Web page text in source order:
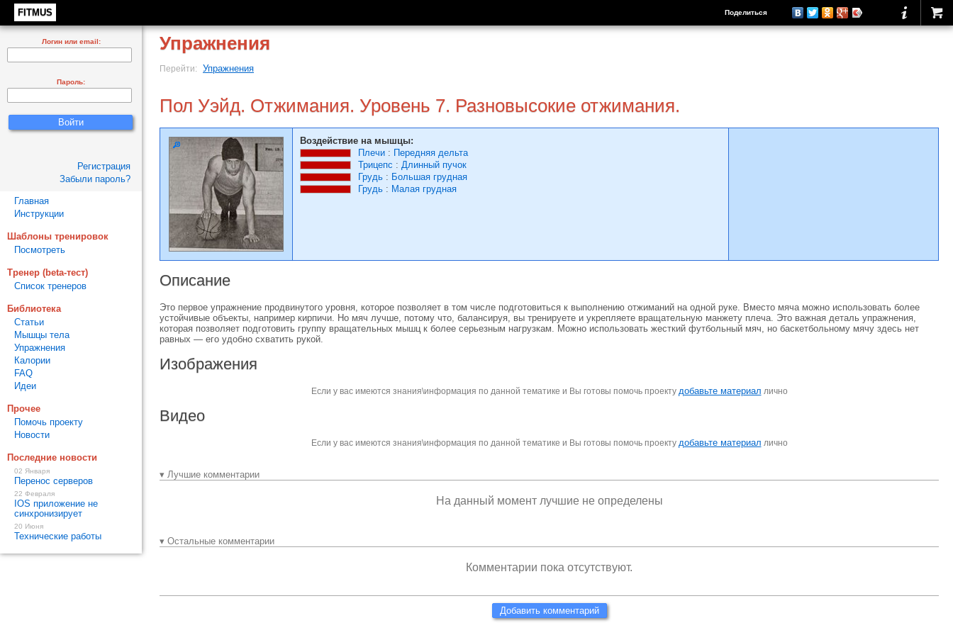
FITMUS Поделиться
Упражнения
Перейти: Упражнения
Пол Уэйд. Отжимания. Уровень 7. Разновысокие отжимания.
Воздействие на мышцы:
Плечи : Передняя дельта
Трицепс : Длинный пучок
Грудь : Большая грудная
Грудь : Малая грудная
Описание
Это первое упражнение продвинутого уровня, которое позволяет в том числе подготовиться к выполнению отжиманий на одной руке. Вместо мяча можно использовать более
устойчивые объекты, например кирпичи. Но мяч лучше, потому что, балансируя, вы тренируете и укрепляете вращательную манжету плеча. Это важная деталь упражнения,
которая позволяет подготовить группу вращательных мышц к более серьезным нагрузкам. Можно использовать жесткий футбольный мяч, но баскетбольному мячу здесь нет
равных — его удобно схватить рукой.
Изображения
Если у вас имеются знания\информация по данной тематике и Вы готовы помочь проекту добавьте материал лично
Видео
Если у вас имеются знания\информация по данной тематике и Вы готовы помочь проекту добавьте материал лично
▾ Лучшие комментарии
На данный момент лучшие не определены
▾ Остальные комментарии
Комментарии пока отсутствуют.
Добавить комментарий
Логин или email:
Пароль:
Регистрация
Забыли пароль?
Главная
Инструкции
Шаблоны тренировок
Посмотреть
Тренер (beta-тест)
Список тренеров
Библиотека
Статьи
Мышцы тела
Упражнения
Калории
FAQ
Идеи
Прочее
Помочь проекту
Новости
Последние новости
02 Января
Перенос серверов
22 Февраля
IOS приложение не
синхронизирует
20 Июня
Технические работы